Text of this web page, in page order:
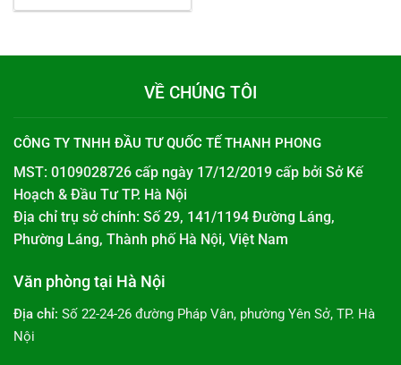
VỀ CHÚNG TÔI
CÔNG TY TNHH ĐẦU TƯ QUỐC TẾ THANH PHONG
MST: 0109028726 cấp ngày 17/12/2019 cấp bởi Sở Kế
Hoạch & Đầu Tư TP. Hà Nội
Địa chỉ trụ sở chính: Số 29, 141/1194 Đường Láng,
Phường Láng, Thành phố Hà Nội, Việt Nam
Văn phòng tại Hà Nội
Địa chỉ: Số 22-24-26 đường Pháp Vân, phường Yên Sở, TP. Hà
Nội